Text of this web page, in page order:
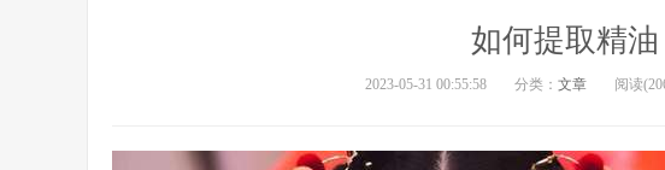
如何提取精油
2023-05-31 00:55:58 分类： 文章 阅读